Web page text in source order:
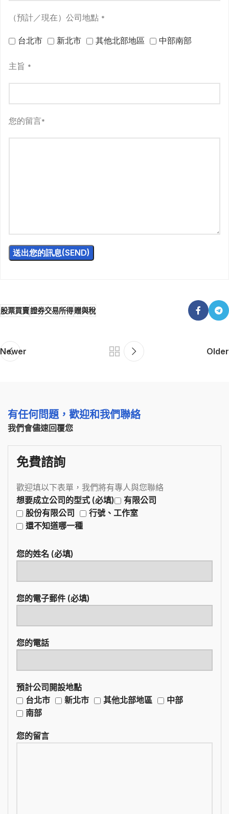
（預計／現在）公司地點 *
台北市 新北市 其他北部地區 中部南部
主旨 *
您的留言*
股票買賣證券交易所得贈與稅
Newer Older
有任何問題，歡迎和我們聯絡
我們會儘速回覆您
免費諮詢
歡迎填以下表單，我們將有專人與您聯絡
想要成立公司的型式 (必填)
有限公司
股份有限公司
行號、工作室
還不知道哪一種
您的姓名 (必填)
您的電子郵件 (必填)
您的電話
預計公司開設地點
台北市
新北市 其他北部地區
中部
南部
您的留言